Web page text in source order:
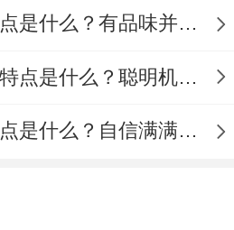
会激活你的冒险基因.
识里强化运势能量。
前后17:19分处理，那
钱包夹层放张蓝色便签
天秤座男人性格特点是什么？有品味并注重美感
水瓶座的男人性格特点是什么？聪明机智理性冷静
白羊座男人性格特点是什么？自信满满但缺乏耐心